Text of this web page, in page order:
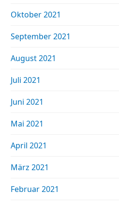
Oktober 2021
September 2021
August 2021
Juli 2021
Juni 2021
Mai 2021
April 2021
März 2021
Februar 2021